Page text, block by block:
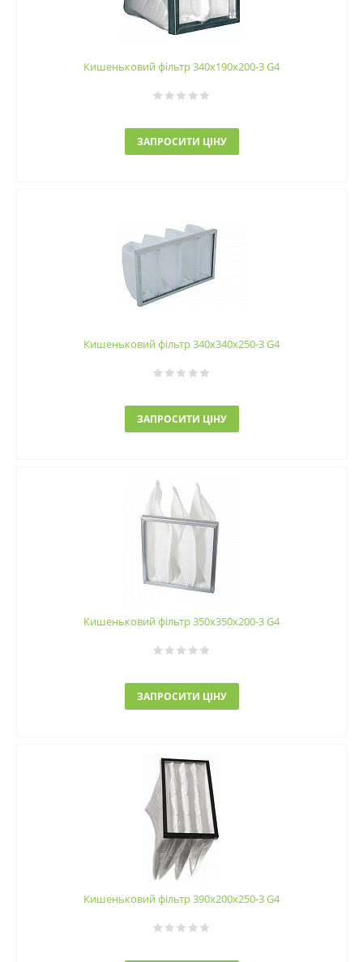
Кишеньковий фільтр 340х190х200-3 G4
ЗАПРОСИТИ ЦІНУ
Кишеньковий фільтр 340х340х250-3 G4
ЗАПРОСИТИ ЦІНУ
Кишеньковий фільтр 350х350х200-3 G4
ЗАПРОСИТИ ЦІНУ
Кишеньковий фільтр 390х200х250-3 G4